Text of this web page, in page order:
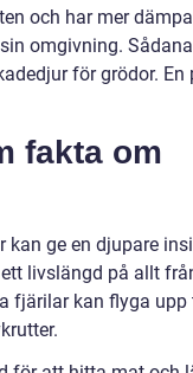
och har mer
omgivning.
för grödor. En
fakta om
ge en djupare
livslängd på allt
fjärilar kan flyga